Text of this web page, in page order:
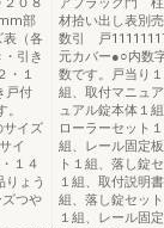
部
（各
引き
・１
戸付
。
サイズ
イ
１４
ょう
つや
材拾い出し表別
数引 戸
元カバー●○内数
数です。戸当り
組、取付マニュ
ュアル錠本体１
ローラーセット
組、レール固定
ト１組、落し錠
１組、取付説明
組、落し錠セッ
１組、レール固